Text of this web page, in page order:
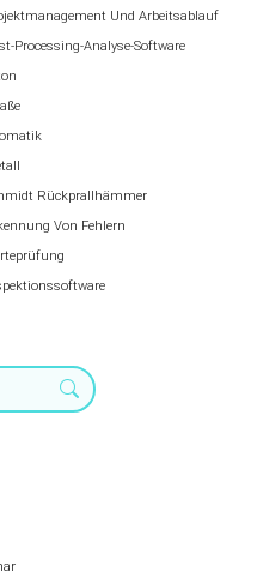
Und Arbeitsablauf
Processing-Analyse-Software
Rückprallhämmer
Von Fehlern